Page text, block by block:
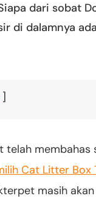
dari sobat
di dalamnya
telah
Cat Litter Box
masih